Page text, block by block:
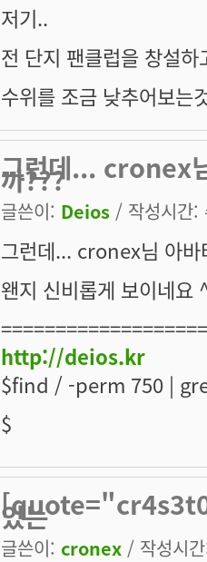
저기..
전 단지 팬클럽을 창설
수위를 조금 낮추어보는
그런데... cronex
까???
글쓴이: Deios / 작성시간
그런데... cronex님 아바
왠지 신비롭게 보이네요
http://deios.kr
$find / -perm 750 |
$
있는
글쓴이: cronex / 작성시